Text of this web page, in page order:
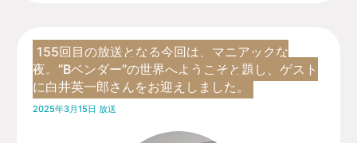
155回目の放送となる今回は、マニアックな
夜。”Bベンダー”の世界へようこそと題し、ゲスト
に白井英一郎さんをお迎えしました。
2025年3月15日 放送